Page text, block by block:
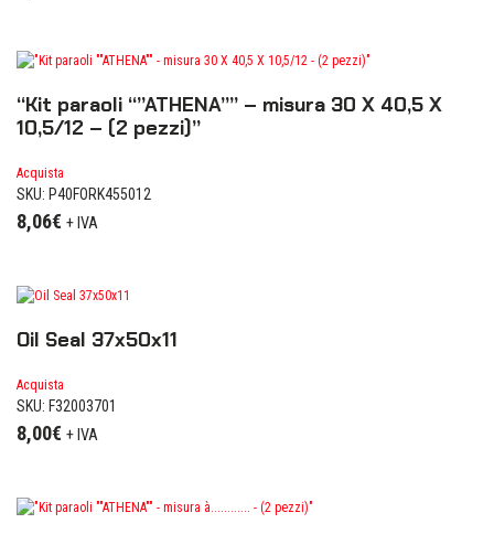
“Kit paraoli “”ATHENA”” – misura 30 X 40,5 X
10,5/12 – (2 pezzi)”
Acquista
SKU: P40FORK455012
8,06€ + IVA
Oil Seal 37x50x11
Acquista
SKU: F32003701
8,00€ + IVA